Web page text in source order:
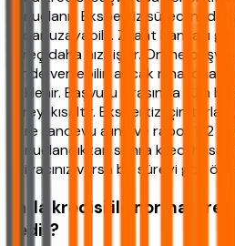
sonuçlanır. Ekspertiz süreci
kadar uzayabilir. Ziraat Bankası
süreç daha hızlı işler. Online
içinde verilebilir, ancak nihai
beklenir. Başvuru sırasında tüm
süreyi kısaltır. Ekspertiz için
göre randevu alınır ve rapor 1-2
Sonuçlandıktan sonra kredi
ihtiyacınız varsa bu süreyi göz
Tarla kredisi ile normal
nedir?